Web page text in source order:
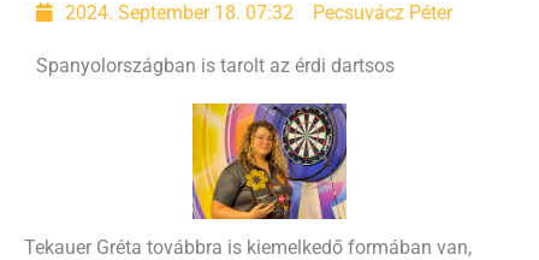
2024. September 18. 07:32 Pecsuvácz Péter
Spanyolországban is tarolt az érdi dartsos
Tekauer Gréta továbbra is kiemelkedő formában van,